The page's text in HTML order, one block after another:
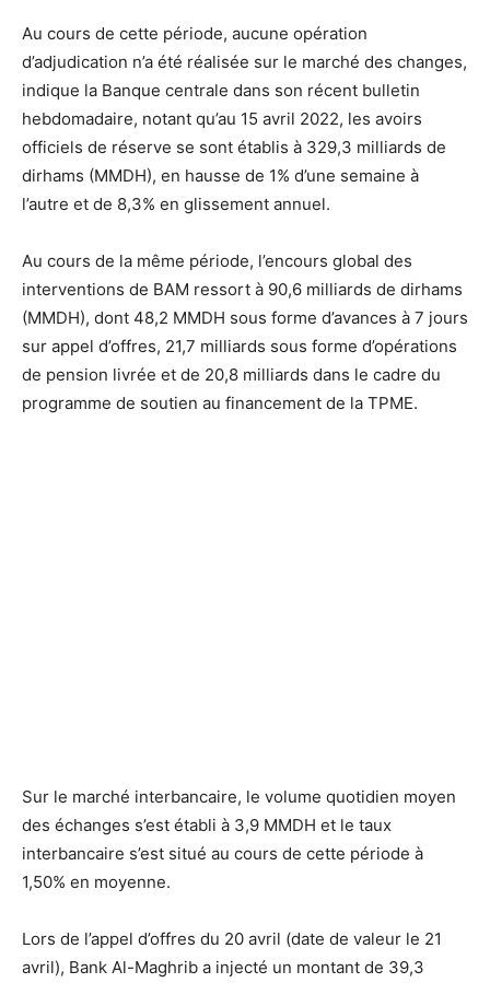
Au cours de cette période, aucune opération
d’adjudication n’a été réalisée sur le marché des changes,
indique la Banque centrale dans son récent bulletin
hebdomadaire, notant qu’au 15 avril 2022, les avoirs
officiels de réserve se sont établis à 329,3 milliards de
dirhams (MMDH), en hausse de 1% d’une semaine à
l’autre et de 8,3% en glissement annuel.
Au cours de la même période, l’encours global des
interventions de BAM ressort à 90,6 milliards de dirhams
(MMDH), dont 48,2 MMDH sous forme d’avances à 7 jours
sur appel d’offres, 21,7 milliards sous forme d’opérations
de pension livrée et de 20,8 milliards dans le cadre du
programme de soutien au financement de la TPME.
Sur le marché interbancaire, le volume quotidien moyen
des échanges s’est établi à 3,9 MMDH et le taux
interbancaire s’est situé au cours de cette période à
1,50% en moyenne.
Lors de l’appel d’offres du 20 avril (date de valeur le 21
avril), Bank Al-Maghrib a injecté un montant de 39,3